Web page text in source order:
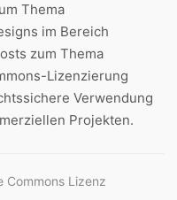
Thema
im Bereich
zum Thema
Lizenzierung
Verwendung
Projekten.
Commons Lizenz